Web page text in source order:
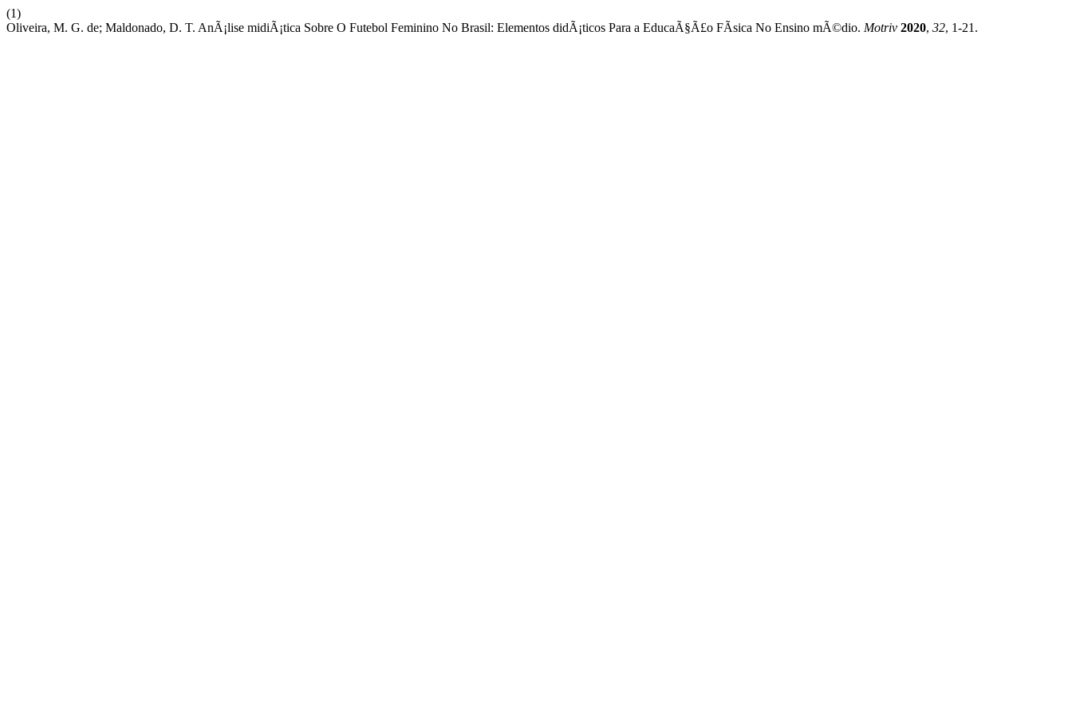
(1)
Oliveira, M. G. de; Maldonado, D. T. AnÃ¡lise midiÃ¡tica Sobre O Futebol Feminino No Brasil: Elementos didÃ¡ticos Para a EducaÃ§Ã£o FÃ­sica No Ensino mÃ©dio. Motriv 2020, 32, 1-21.